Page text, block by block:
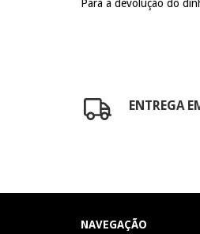
Para a devolução do
ENTREGA
NAVEGAÇÃO